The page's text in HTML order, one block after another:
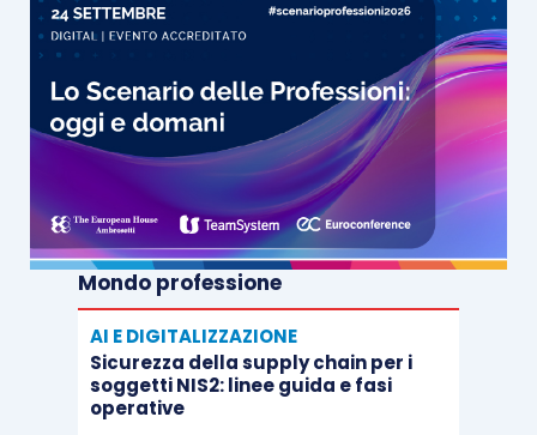
Mondo professione
AI E DIGITALIZZAZIONE
Sicurezza della supply chain per i
soggetti NIS2: linee guida e fasi
operative